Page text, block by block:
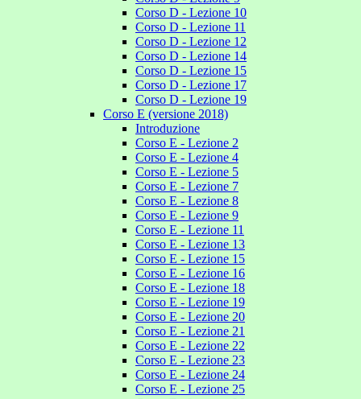
Corso D - Lezione 10
Corso D - Lezione 11
Corso D - Lezione 12
Corso D - Lezione 14
Corso D - Lezione 15
Corso D - Lezione 17
Corso D - Lezione 19
Corso E (versione 2018)
Introduzione
Corso E - Lezione 2
Corso E - Lezione 4
Corso E - Lezione 5
Corso E - Lezione 7
Corso E - Lezione 8
Corso E - Lezione 9
Corso E - Lezione 11
Corso E - Lezione 13
Corso E - Lezione 15
Corso E - Lezione 16
Corso E - Lezione 18
Corso E - Lezione 19
Corso E - Lezione 20
Corso E - Lezione 21
Corso E - Lezione 22
Corso E - Lezione 23
Corso E - Lezione 24
Corso E - Lezione 25